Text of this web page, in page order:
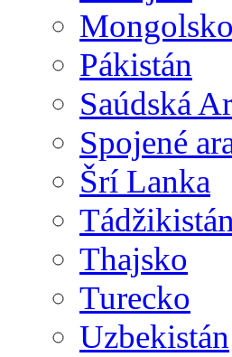
Mongolsko
Pákistán
Saúdská
Spojené
Šrí Lanka
Tádžikistán
Thajsko
Turecko
Uzbekistán